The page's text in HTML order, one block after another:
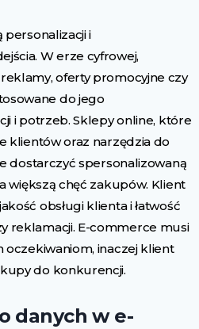
personalizacji i
W erze cyfrowej,
oferty promocyjne czy
do jego
i potrzeb. Sklepy online, które
klientów oraz narzędzia do
dostarczyć spersonalizowaną
większą chęć zakupów. Klient
obsługi klienta i łatwość
reklamacji. E-commerce musi
oczekiwaniom, inaczej klient
do konkurencji.
danych w e-